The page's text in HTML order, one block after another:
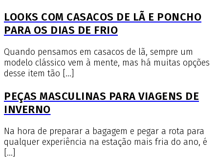
LOOKS COM CASACOS DE LÃ E PONCHO
PARA OS DIAS DE FRIO
Quando pensamos em casacos de lã, sempre um
modelo clássico vem à mente, mas há muitas opções
desse item tão […]
PEÇAS MASCULINAS PARA VIAGENS DE
INVERNO
Na hora de preparar a bagagem e pegar a rota para
qualquer experiência na estação mais fria do ano, é
[…]